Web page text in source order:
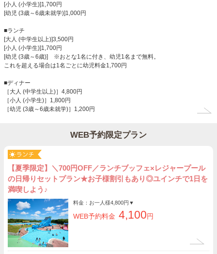
[小人 (小学生)]1,700円
[幼児 (3歳～6歳未就学)]1,000円
■ランチ
[大人 (中学生以上)]3,500円
[小人 (小学生)]1,700円
[幼児 (3歳～6歳)] ※おとな1名に付き、幼児1名まで無料。
これを超える場合は1名ごとに幼児料金1,700円
■ディナー
［大人 (中学生以上)］4,800円
［小人 (小学生)］1,800円
［幼児 (3歳～6歳未就学)］1,200円
WEB予約限定プラン
【夏季限定】＼700円OFF／ランチブッフェ×レジャープール
の日帰りセットプラン★お子様割引もあり◎ユインチで1日を
満喫しよう♪
料金：お一人様4,800円 ▼
WEB予約料金 4,100円